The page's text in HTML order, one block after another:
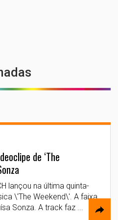
de ‘The
lançou na última quinta-
\'The Weekend\'. A faixa
Sonza. A track faz ...